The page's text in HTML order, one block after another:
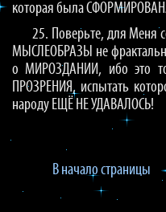
которая была
25. Поверьте, для Меня
МЫСЛЕОБРАЗЫ не
о МИРОЗДАНИИ, ибо это
ПРОЗРЕНИЯ, испытать
народу ЕЩЁ НЕ УДАВАЛОСЬ!
В начало страницы